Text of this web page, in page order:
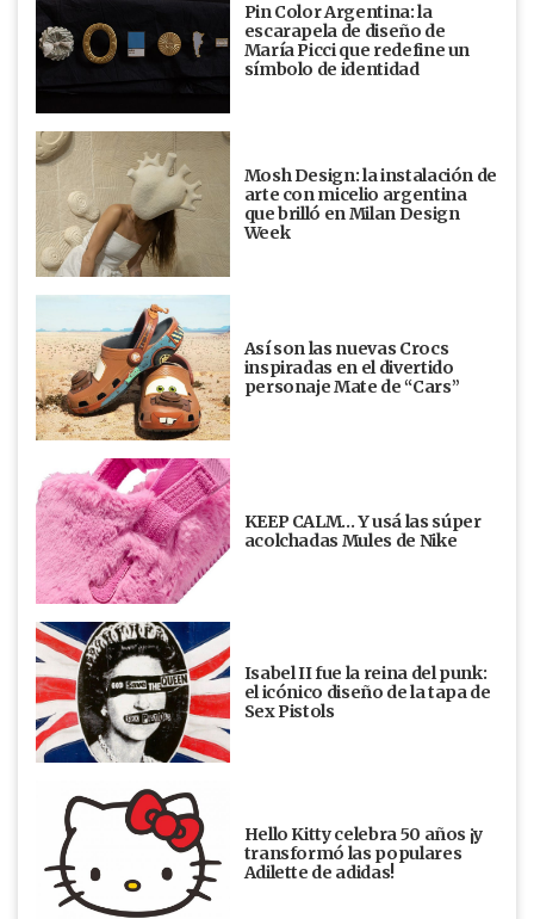
Pin Color Argentina: la
escarapela de diseño de
María Picci que redefine un
símbolo de identidad
Mosh Design: la instalación de
arte con micelio argentina
que brilló en Milan Design
Week
Así son las nuevas Crocs
inspiradas en el divertido
personaje Mate de “Cars”
KEEP CALM… Y usá las súper
acolchadas Mules de Nike
Isabel II fue la reina del punk:
el icónico diseño de la tapa de
Sex Pistols
Hello Kitty celebra 50 años ¡y
transformó las populares
Adilette de adidas!